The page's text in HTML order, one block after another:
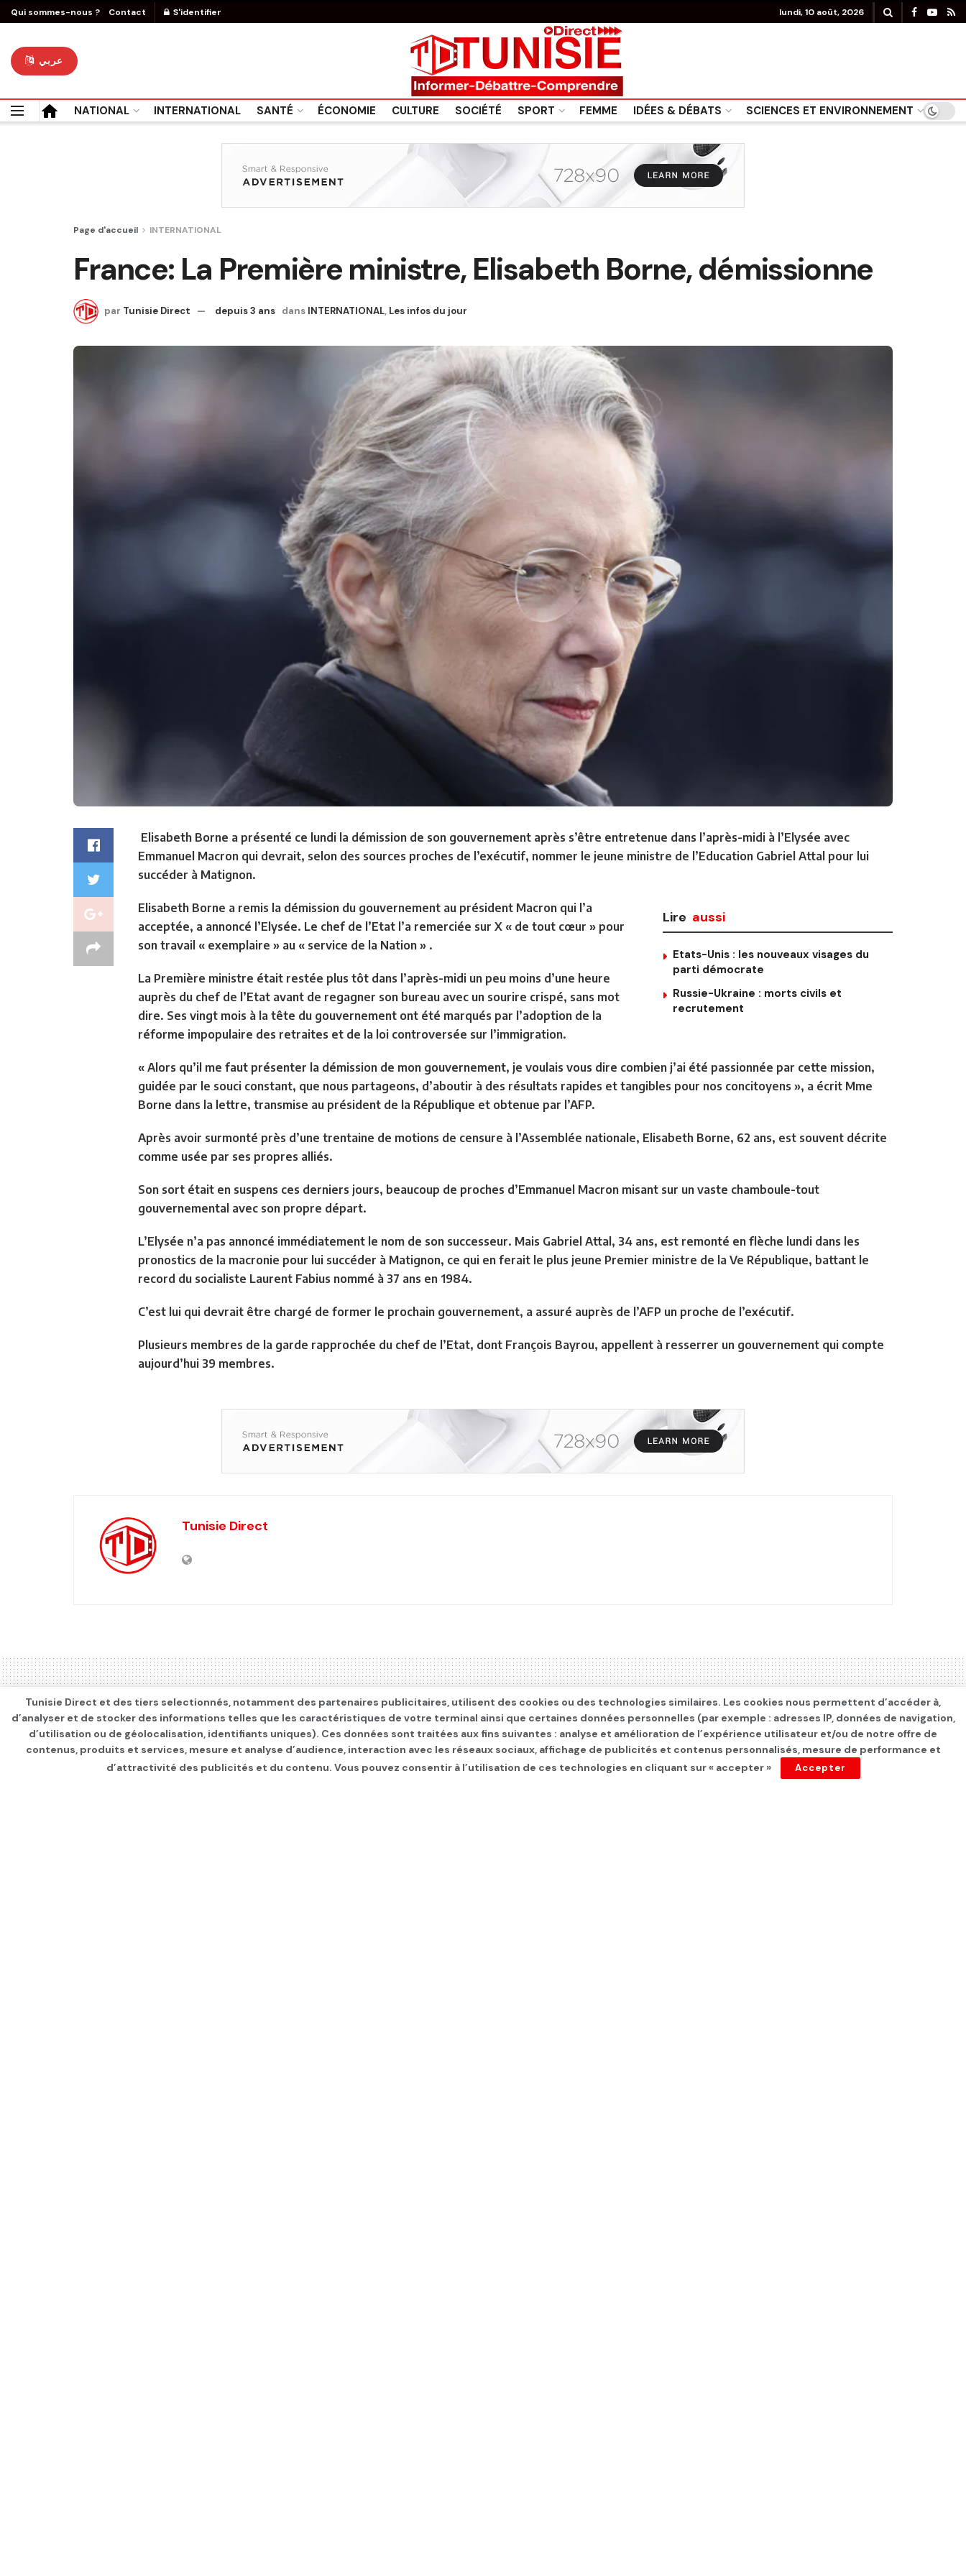
Qui sommes-nous ? Contact S'identifier lundi, 10 août, 2026
عربي
NATIONAL INTERNATIONAL SANTÉ ÉCONOMIE CULTURE SOCIÉTÉ SPORT FEMME IDÉES & DÉBATS SCIENCES ET ENVIRONNEMENT
Page d'accueil INTERNATIONAL
France: La Première ministre, Elisabeth Borne, démissionne
par Tunisie Direct depuis 3 ans dans INTERNATIONAL, Les infos du jour
Elisabeth Borne a présenté ce lundi la démission de son gouvernement après s’être entretenue dans l’après-midi à l’Elysée avec
Emmanuel Macron qui devrait, selon des sources proches de l’exécutif, nommer le jeune ministre de l’Education Gabriel Attal pour lui
succéder à Matignon.
Lire aussi
Etats-Unis : les nouveaux visages du
parti démocrate
Russie-Ukraine : morts civils et
recrutement
Elisabeth Borne a remis la démission du gouvernement au président Macron qui l’a
acceptée, a annoncé l’Elysée. Le chef de l’Etat l’a remerciée sur X « de tout cœur » pour
son travail « exemplaire » au « service de la Nation » .
La Première ministre était restée plus tôt dans l’après-midi un peu moins d’une heure
auprès du chef de l’Etat avant de regagner son bureau avec un sourire crispé, sans mot
dire. Ses vingt mois à la tête du gouvernement ont été marqués par l’adoption de la
réforme impopulaire des retraites et de la loi controversée sur l’immigration.
« Alors qu’il me faut présenter la démission de mon gouvernement, je voulais vous dire combien j’ai été passionnée par cette mission,
guidée par le souci constant, que nous partageons, d’aboutir à des résultats rapides et tangibles pour nos concitoyens », a écrit Mme
Borne dans la lettre, transmise au président de la République et obtenue par l’AFP.
Après avoir surmonté près d’une trentaine de motions de censure à l’Assemblée nationale, Elisabeth Borne, 62 ans, est souvent décrite
comme usée par ses propres alliés.
Son sort était en suspens ces derniers jours, beaucoup de proches d’Emmanuel Macron misant sur un vaste chamboule-tout
gouvernemental avec son propre départ.
L’Elysée n’a pas annoncé immédiatement le nom de son successeur. Mais Gabriel Attal, 34 ans, est remonté en flèche lundi dans les
pronostics de la macronie pour lui succéder à Matignon, ce qui en ferait le plus jeune Premier ministre de la Ve République, battant le
record du socialiste Laurent Fabius nommé à 37 ans en 1984.
C’est lui qui devrait être chargé de former le prochain gouvernement, a assuré auprès de l’AFP un proche de l’exécutif.
Plusieurs membres de la garde rapprochée du chef de l’Etat, dont François Bayrou, appellent à resserrer un gouvernement qui compte
aujourd’hui 39 membres.
Tunisie Direct
Tunisie Direct et des tiers selectionnés, notamment des partenaires publicitaires, utilisent des cookies ou des technologies similaires. Les cookies nous permettent d’accéder à,
d’analyser et de stocker des informations telles que les caractéristiques de votre terminal ainsi que certaines données personnelles (par exemple : adresses IP, données de navigation,
d’utilisation ou de géolocalisation, identifiants uniques). Ces données sont traitées aux fins suivantes : analyse et amélioration de l’expérience utilisateur et/ou de notre offre de
contenus, produits et services, mesure et analyse d’audience, interaction avec les réseaux sociaux, affichage de publicités et contenus personnalisés, mesure de performance et
d’attractivité des publicités et du contenu. Vous pouvez consentir à l’utilisation de ces technologies en cliquant sur « accepter »
Accepter